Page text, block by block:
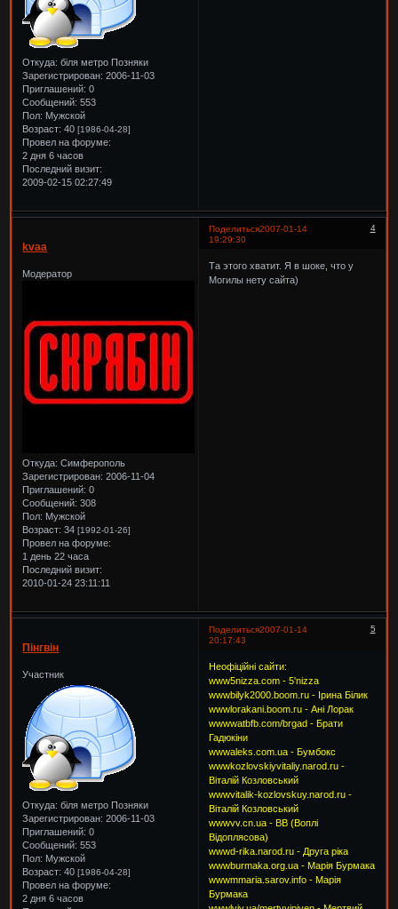
Откуда: біля метро Позняки
Зарегистрирован: 2006-11-03
Приглашений: 0
Сообщений: 553
Пол: Мужской
Возраст: 40[1986-04-28]
Провел на форуме:
2 дня 6 часов
Последний визит:
2009-02-15 02:27:49
Поделиться 4
2007-01-14
19:29:30
kvaa
Модератор
Откуда: Симферополь
Зарегистрирован: 2006-11-04
Приглашений: 0
Сообщений: 308
Пол: Мужской
Возраст: 34[1992-01-26]
Провел на форуме:
1 день 22 часа
Последний визит:
2010-01-24 23:11:11
Та этого хватит. Я в шоке, что у
Могилы нету сайта)
Поделиться 5
2007-01-14
20:17:43
Пінгвін
Участник
Откуда: біля метро Позняки
Зарегистрирован: 2006-11-03
Приглашений: 0
Сообщений: 553
Пол: Мужской
Возраст: 40[1986-04-28]
Провел на форуме:
2 дня 6 часов
Неофіційні сайти:
www5nizza.com - 5'nizza
wwwbilyk2000.boom.ru - Ірина Білик
wwwlorakani.boom.ru - Ані Лорак
wwwwatbfb.com/brgad - Брати
Гадюкіни
wwwaleks.com.ua - Бумбокс
wwwkozlovskiyvitaliy.narod.ru -
Віталій Козловський
wwwvitalik-kozlovskuy.narod.ru -
Віталій Козловський
wwwvv.cn.ua - ВВ (Воплі
Відоплясова)
wwwd-rika.narod.ru - Друга ріка
wwwburmaka.org.ua - Марія Бурмака
wwwmmaria.sarov.info - Марія
Бурмака